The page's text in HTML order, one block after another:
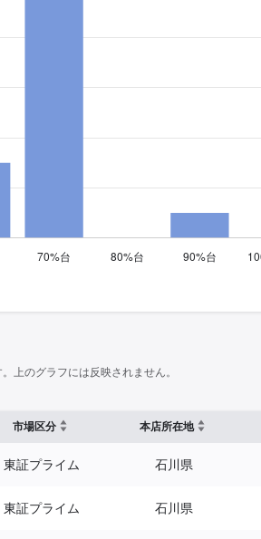
上のグラフには反映されません。
市場区分 本店所在地
東証プライム 石川県
東証プライム 石川県